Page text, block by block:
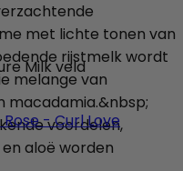
met lichte tonen van
rijstmelk wordt
melange van
macadamia.&nbsp;
voordelen,
aloë worden
Milk veld
- Curl Love